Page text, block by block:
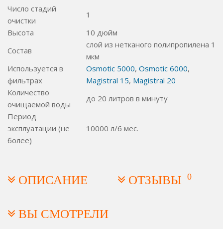
Число стадий
очистки
1
Высота
10 дюйм
Состав
слой из нетканого полипропилена 1
мкм
Используется в
фильтрах
Osmotic 5000, Osmotic 6000,
Magistral 15, Magistral 20
Количество
очищаемой воды
до 20 литров в минуту
Период
эксплуатации (не
более)
10000 л/6 мес.
ОПИСАНИЕ ОТЗЫВЫ 0
ВЫ СМОТРЕЛИ